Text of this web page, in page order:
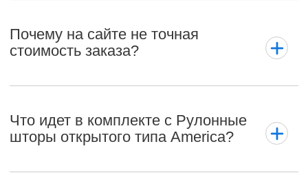
Почему на сайте не точная
стоимость заказа?
Что идет в комплекте с Рулонные
шторы открытого типа America?